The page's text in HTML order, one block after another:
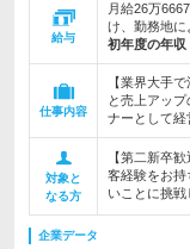
給与
月給26万
け、勤務地に
初年度の年収
仕事内容
【業界大手
と売上アッ
ナーとして経
対象と
なる方
【第二新卒
客経験をお
いことに挑戦
企業データ